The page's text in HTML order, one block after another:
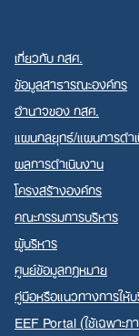
เกี่ยวกับ กสศ.
ข้อมูลสาธารณะองค์กร
อำนาจของ กสศ.
แผนกลยุทธ์/แผนการดำ
ผลการดำเนินงาน
โครงสร้างองค์กร
คณะกรรมการบริหาร
ผู้บริหาร
ศูนย์ข้อมูลกฎหมาย
คู่มือหรือแนวทางการใ
EEF Portal (ใช้เฉพาะภ